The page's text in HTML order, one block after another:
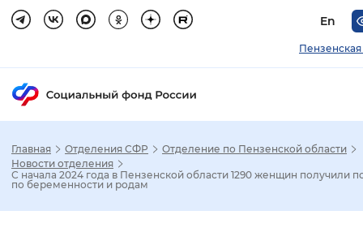
En
Пензенская
Главная Отделения СФР
Отделение по Пензенской области
Новости отделения
С начала 2024 года в Пензенской области 1290 женщин получили
по беременности и родам